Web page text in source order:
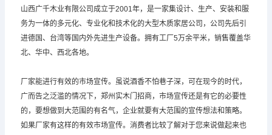
山西广千木业有限公司成立于2001年，是一家集设计、生产、安装和服
务为一体的多元化、专业化和技术化的大型木质家居公司，公司先后引
进德国、台湾等国内外先进生产设备。拥有工厂5万余平米，销售覆盖华
北、华中、西北各地。
厂家能进行有效的市场宣传。虽说酒香不怕巷子深，可在现今的时代，
广而告之泛滥的情况下，郑州实木门招商，市场宣传还是有它的必要性
的，要想做到大范围的有名气，企业就要有大范围的宣传想法和策略。
如果厂家有这样的有效市场宣传。消费者比较了解对于您来说做起来也